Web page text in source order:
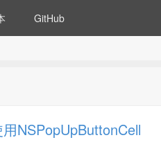
GitHub
NSPopUpButtonCell